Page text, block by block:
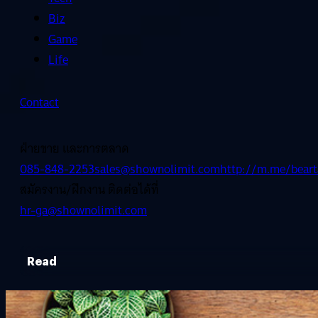
Biz
Game
Life
Contact
ฝ่ายขาย และการตลาด
085-848-2253sales@shownolimit.comhttp://m.me/
สมัครงาน/ฝึกงาน ติดต่อได้ที่
hr-ga@shownolimit.com
Read